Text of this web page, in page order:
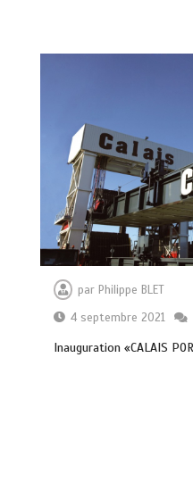
par Philippe BLET
4 septembre 2021
Inauguration «CALAIS